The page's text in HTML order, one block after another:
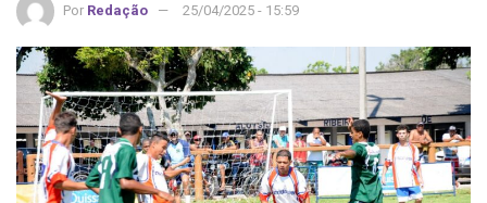
Por Redação 25/04/2025 - 15:59